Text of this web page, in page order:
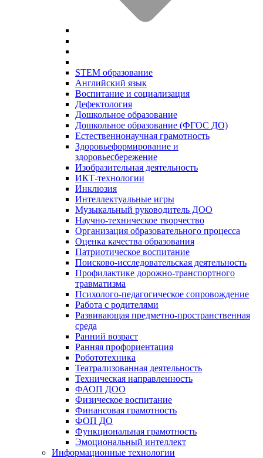
STEM образование
Английский язык
Воспитание и социализация
Дефектология
Дошкольное образование
Дошкольное образование (ФГОС ДО)
Естественнонаучная грамотность
Здоровьеформирование и
здоровьесбережение
Изобразительная деятельность
ИКТ-технологии
Инклюзия
Интеллектуальные игры
Музыкальный руководитель ДОО
Научно-техническое творчество
Организация образовательного процесса
Оценка качества образования
Патриотическое воспитание
Поисково-исследовательская деятельность
Профилактике дорожно-транспортного
травматизма
Психолого-педагогическое сопровождение
Работа с родителями
Развивающая предметно-пространственная
среда
Ранний возраст
Ранняя профориентация
Робототехника
Театрализованная деятельность
Техническая направленность
ФАОП ДОО
Физическое воспитание
Финансовая грамотность
ФОП ДО
Функциональная грамотность
Эмоциональный интеллект
Информационные технологии